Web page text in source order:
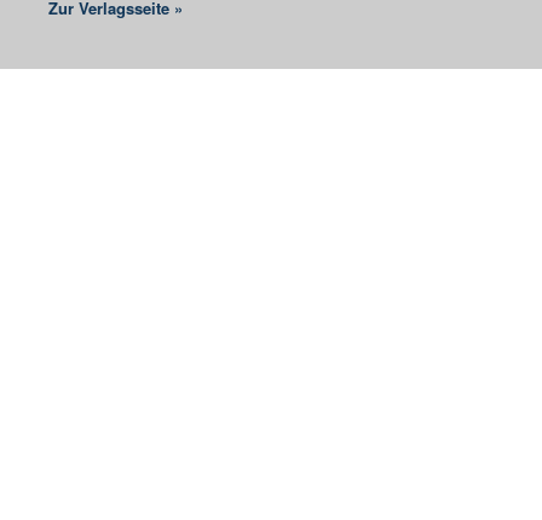
Zur Verlagsseite »